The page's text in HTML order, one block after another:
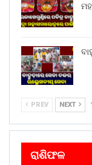
PREV NEXT
ରାଶିଫଳ